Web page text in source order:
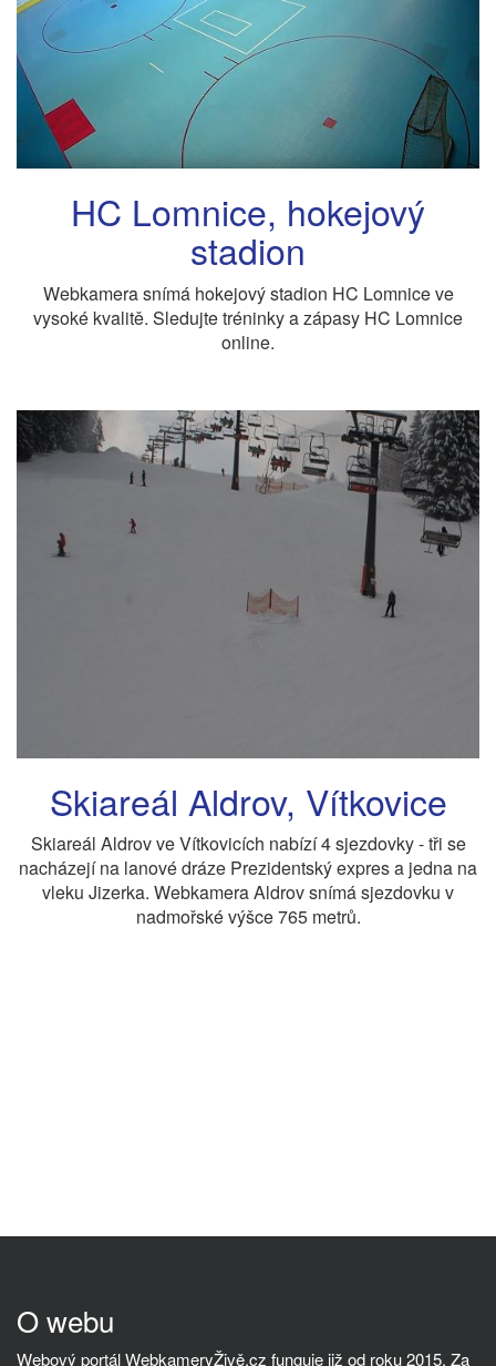
HC Lomnice, hokejový
stadion
Webkamera snímá hokejový stadion HC Lomnice ve
vysoké kvalitě. Sledujte tréninky a zápasy HC Lomnice
online.
Skiareál Aldrov, Vítkovice
Skiareál Aldrov ve Vítkovicích nabízí 4 sjezdovky - tři se
nacházejí na lanové dráze Prezidentský expres a jedna na
vleku Jizerka. Webkamera Aldrov snímá sjezdovku v
nadmořské výšce 765 metrů.
O webu
Webový portál WebkameryŽivě.cz funguje již od roku 2015. Za